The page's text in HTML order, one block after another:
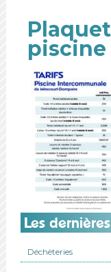
piscine
Les
Déchèteries